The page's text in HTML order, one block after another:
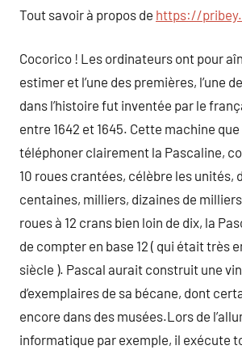
Tout savoir à propos de https://
Cocorico ! Les ordinateurs ont pour
estimer et l’une des premières, l’une
dans l’histoire fut inventée par le
entre 1642 et 1645. Cette machine que
téléphoner clairement la Pascaline,
10 roues crantées, célèbre les unités,
centaines, milliers, dizaines de
roues à 12 crans bien loin de dix, la
de compter en base 12 ( qui était très
siècle ). Pascal aurait construit une
d’exemplaires de sa bécane, dont
encore dans des musées.Lors de
informatique par exemple, il exécute